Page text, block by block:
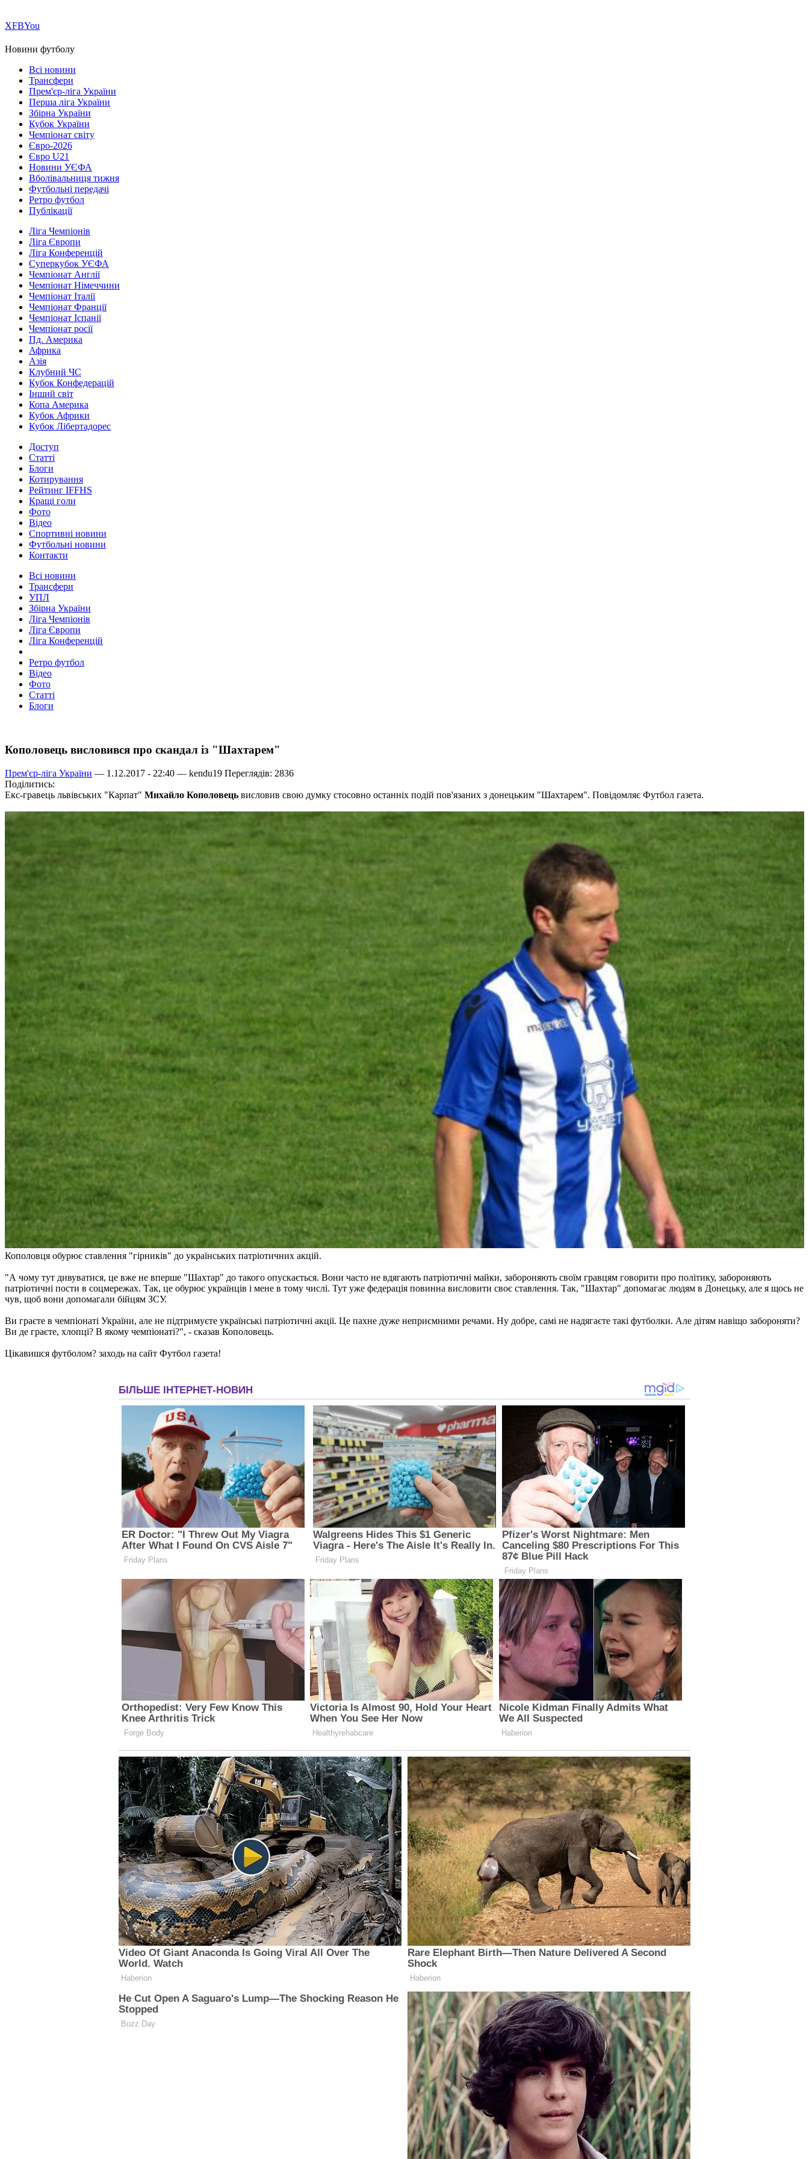
ХFBYou
Новини футболу
Всі новини
Трансфери
Прем'єр-ліга України
Перша ліга України
Збірна України
Кубок України
Чемпіонат світу
Євро-2026
Євро U21
Новини УЄФА
Вболівальниця тижня
Футбольні передачі
Ретро футбол
Публікації
Ліга Чемпіонів
Ліга Європи
Ліга Конференцій
Суперкубок УЄФА
Чемпіонат Англії
Чемпіонат Німеччини
Чемпіонат Італії
Чемпіонат Франції
Чемпіонат Іспанії
Чемпіонат росії
Пд. Америка
Африка
Азія
Клубний ЧС
Кубок Конфедерацій
Інший світ
Копа Америка
Кубок Африки
Кубок Лібертадорес
Доступ
Статті
Блоги
Котирування
Рейтинг IFFHS
Кращі голи
Фото
Відео
Спортивні новини
Футбольні новини
Контакти
Всі новини
Трансфери
УПЛ
Збірна України
Ліга Чемпіонів
Ліга Європи
Ліга Конференцій
Ретро футбол
Відео
Фото
Статті
Блоги
Кополовець висловився про скандал із "Шахтарем"
Прем'єр-ліга України — 1.12.2017 - 22:40 — kendu19 Переглядів: 2836
Поділитись:
Екс-гравець львівських "Карпат" Михайло Кополовець висловив свою думку стосовно останніх подій пов'язаних з донецьким "Шахтарем". Повідомляє Футбол газета.
Кополовця обурює ставлення "гірників" до українських патріотичних акцій.
"А чому тут дивуватися, це вже не вперше "Шахтар" до такого опускається. Вони часто не вдягають патріотичні майки, забороняють своїм гравцям говорити про політику, забороняють
патріотичні пости в соцмережах. Так, це обурює українців і мене в тому числі. Тут уже федерація повинна висловити своє ставлення. Так, "Шахтар" допомагає людям в Донецьку, але я щось не
чув, щоб вони допомагали бійцям ЗСУ.
Ви граєте в чемпіонаті України, але не підтримуєте українські патріотичні акції. Це пахне дуже неприємними речами. Ну добре, самі не надягаєте такі футболки. Але дітям навіщо забороняти?
Ви де граєте, хлопці? В якому чемпіонаті?", - сказав Кополовець.
Цікавишся футболом? заходь на сайт Футбол газета!